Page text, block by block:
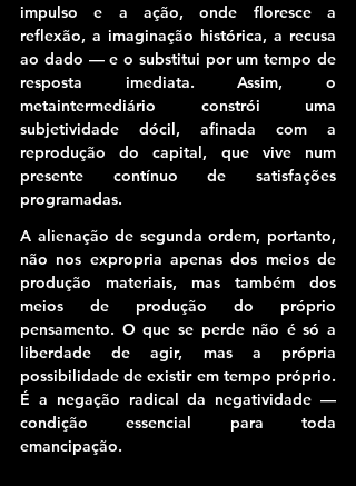
impulso e a ação, onde floresce a
reflexão, a imaginação histórica, a recusa
ao dado — e o substitui por um tempo de
resposta imediata. Assim, o
metaintermediário constrói uma
subjetividade dócil, afinada com a
reprodução do capital, que vive num
presente contínuo de satisfações
programadas.
A alienação de segunda ordem, portanto,
não nos expropria apenas dos meios de
produção materiais, mas também dos
meios de produção do próprio
pensamento. O que se perde não é só a
liberdade de agir, mas a própria
possibilidade de existir em tempo próprio.
É a negação radical da negatividade —
condição essencial para toda
emancipação.